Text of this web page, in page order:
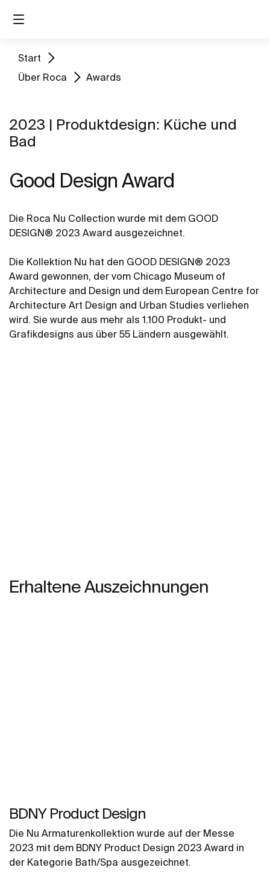
Start
Über Roca
Awards
2023 | Produktdesign: Küche und
Bad
Good Design Award
Die Roca Nu Collection wurde mit dem GOOD
DESIGN® 2023 Award ausgezeichnet.
Die Kollektion Nu hat den GOOD DESIGN® 2023
Award gewonnen, der vom Chicago Museum of
Architecture and Design und dem European Centre for
Architecture Art Design and Urban Studies verliehen
wird. Sie wurde aus mehr als 1.100 Produkt- und
Grafikdesigns aus über 55 Ländern ausgewählt.
Erhaltene Auszeichnungen
BDNY Product Design
Die Nu Armaturenkollektion wurde auf der Messe
2023 mit dem BDNY Product Design 2023 Award in
der Kategorie Bath/Spa ausgezeichnet.